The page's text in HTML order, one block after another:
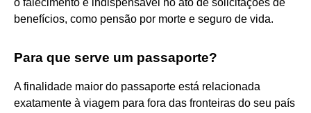
benefícios, como pensão por morte e seguro de vida.
Para que serve um passaporte?
A finalidade maior do passaporte está relacionada
exatamente à viagem para fora das fronteiras do seu país